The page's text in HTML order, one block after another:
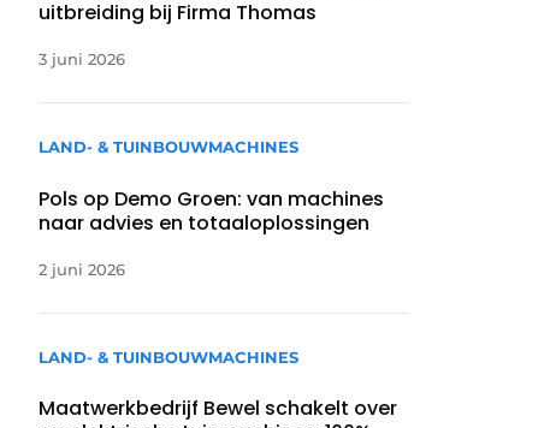
uitbreiding bij Firma Thomas
3 juni 2026
LAND- & TUINBOUWMACHINES
Pols op Demo Groen: van machines
naar advies en totaaloplossingen
2 juni 2026
LAND- & TUINBOUWMACHINES
Maatwerkbedrijf Bewel schakelt over